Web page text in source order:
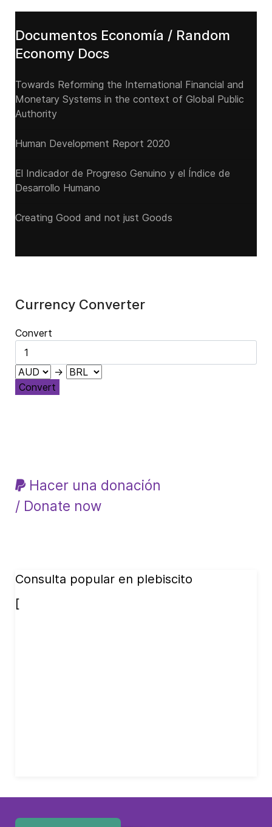
Documentos Economía / Random
Economy Docs
Towards Reforming the International Financial and
Monetary Systems in the context of Global Public
Authority
Human Development Report 2020
El Indicador de Progreso Genuino y el Índice de
Desarrollo Humano
Creating Good and not just Goods
Currency Converter
Convert
→
Convert
Hacer una donación
/ Donate now
Consulta popular en plebiscito
[